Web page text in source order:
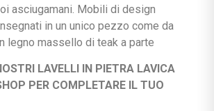
asciugamani. Mobili di design
in un unico pezzo come da
legno massello di teak a parte
LAVELLI IN PIETRA LAVICA
PER COMPLETARE IL TUO